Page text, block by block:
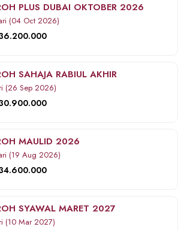
PLUS DUBAI OKTOBER 2026
(04 Oct 2026)
SAHAJA RABIUL AKHIR
(26 Sep 2026)
MAULID 2026
(19 Aug 2026)
SYAWAL MARET 2027
(10 Mar 2027)